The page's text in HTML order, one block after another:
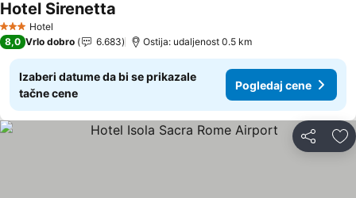
3 Zvezdice
Hotel
Hotel Sirenetta
8,0 Vrlo dobro 6.683 Ostija: udaljenost 0.5 km
Izaberi datume da bi se prikazale
tačne cene
Pogledaj cene
Deli